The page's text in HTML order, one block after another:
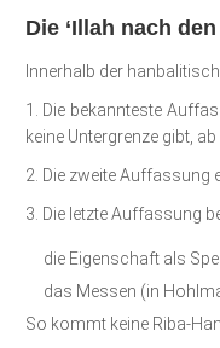
Die ‘Illah nach
Innerhalb der
1. Die bekannteste
keine Untergrenze gibt,
2. Die zweite Auffassung
3. Die letzte Auffassung
die Eigenschaft als
das Messen (in
So kommt keine Riba-